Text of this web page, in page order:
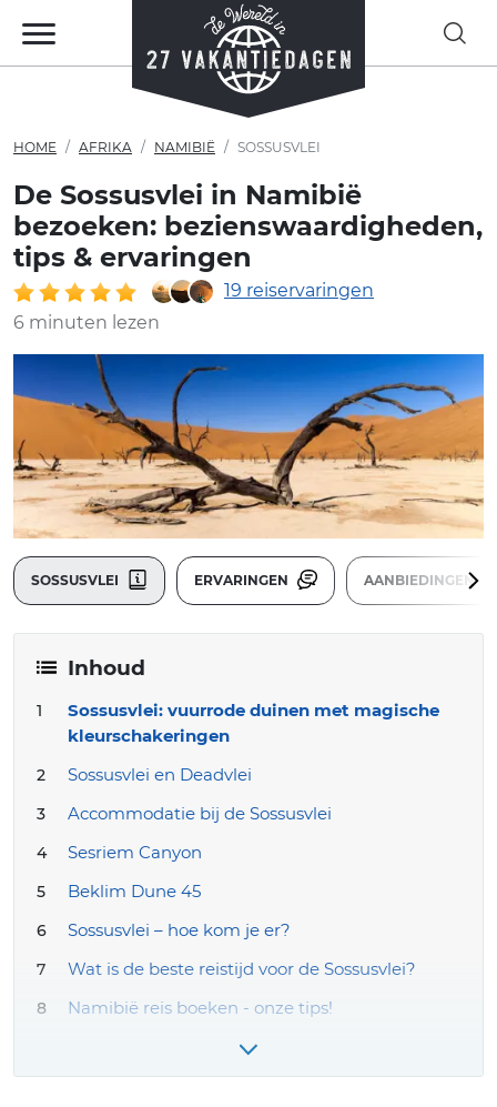
HOME AFRIKA NAMIBIË SOSSUSVLEI
De Sossusvlei in Namibië
bezoeken: bezienswaardigheden,
tips & ervaringen
19 reiservaringen
6 minuten lezen
SOSSUSVLEI ERVARINGEN AANBIEDINGEN
Inhoud
Sossusvlei: vuurrode duinen met magische
kleurschakeringen
Sossusvlei en Deadvlei
Accommodatie bij de Sossusvlei
Sesriem Canyon
Beklim Dune 45
Sossusvlei – hoe kom je er?
Wat is de beste reistijd voor de Sossusvlei?
Namibië reis boeken - onze tips!
Meer Sossusvlei reiservaringen & tips